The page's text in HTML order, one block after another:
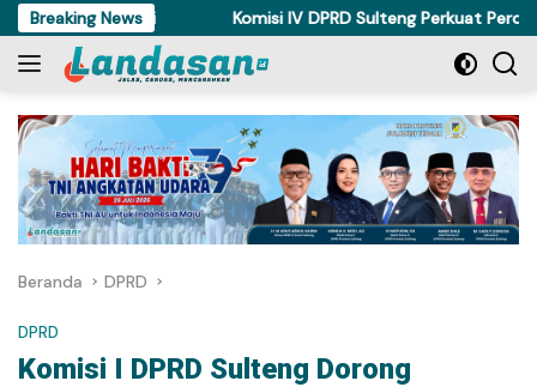
Langsung
ke
konten
Breaking News
Polisi Komisi IV DPRD Sulteng Perkuat Perda
Beranda DPRD
DPRD
Komisi I DPRD Sulteng Dorong